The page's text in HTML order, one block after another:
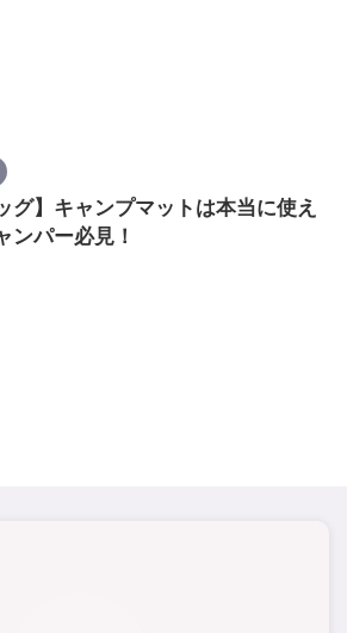
グ】キャンプマットは本当に使え
ンパー必見！